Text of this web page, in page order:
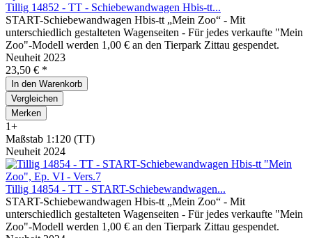
Tillig 14852 - TT - Schiebewandwagen Hbis-tt...
START-Schiebewandwagen Hbis-tt „Mein Zoo“ - Mit
unterschiedlich gestalteten Wagenseiten - Für jedes verkaufte "Mein
Zoo"-Modell werden 1,00 € an den Tierpark Zittau gespendet.
Neuheit 2023
23,50 € *
In den Warenkorb
Vergleichen
Merken
1+
Maßstab 1:120 (TT)
Neuheit 2024
Tillig 14854 - TT - START-Schiebewandwagen...
START-Schiebewandwagen Hbis-tt „Mein Zoo“ - Mit
unterschiedlich gestalteten Wagenseiten - Für jedes verkaufte "Mein
Zoo"-Modell werden 1,00 € an den Tierpark Zittau gespendet.